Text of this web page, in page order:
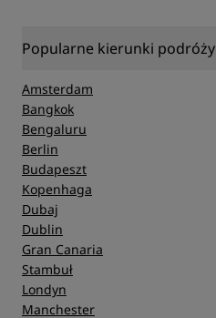
Popularne kierunki podróży
Amsterdam
Bangkok
Bengaluru
Berlin
Budapeszt
Kopenhaga
Dubaj
Dublin
Gran Canaria
Stambuł
Londyn
Manchester